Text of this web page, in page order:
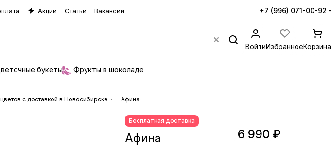
Акции Статьи Вакансии +7 (996) 071-00-92
ВойтиИзбранноеКорзина
букеты Фрукты в шоколаде
с доставкой в Новосибирске Афина
Бесплатная доставка
Афина 6 990 ₽